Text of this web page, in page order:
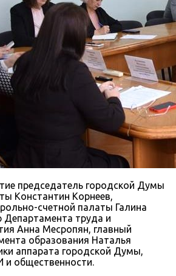
председатель городской Думы
Константин Корнеев,
счетной палаты Галина
Департамента труда и
Анна Месропян, главный
образования Наталья
аппарата городской Думы,
и общественности.